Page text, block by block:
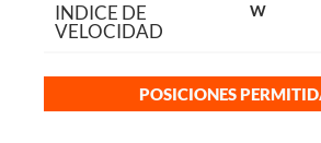
INDICE DE
VELOCIDAD
W
POSICIONES